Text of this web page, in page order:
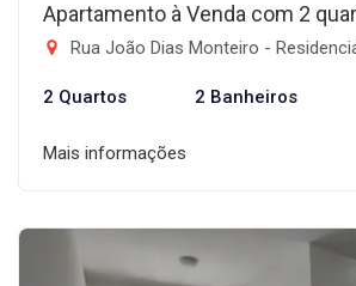
Apartamento à Venda com 2
Rua João Dias Monteiro - Residencial Portal da
2 Quartos 2 Banheiros
Mais informações